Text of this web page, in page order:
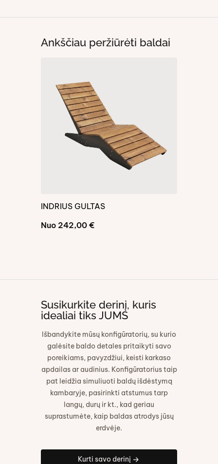
Ankščiau peržiūrėti baldai
INDRIUS GULTAS
Nuo 242,00 €
Susikurkite derinį, kuris
idealiai tiks JUMS
Išbandykite mūsų konfigūratorių, su kurio
galėsite baldo detales pritaikyti savo
poreikiams, pavyzdžiui, keisti karkaso
apdailas ar audinius. Konfigūratorius taip
pat leidžia simuliuoti baldų išdėstymą
kambaryje, pasirinkti atstumus tarp
langų, durų ir kt., kad geriau
suprastumėte, kaip baldas atrodys jūsų
erdvėje.
Kurti savo derinį